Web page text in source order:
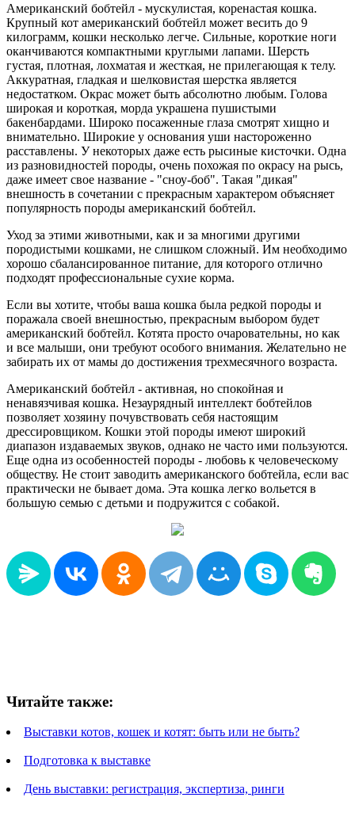
Американский бобтейл - мускулистая, коренастая кошка.
Крупный кот американский бобтейл может весить до 9
килограмм, кошки несколько легче. Сильные, короткие ноги
оканчиваются компактными круглыми лапами. Шерсть
густая, плотная, лохматая и жесткая, не прилегающая к телу.
Аккуратная, гладкая и шелковистая шерстка является
недостатком. Окрас может быть абсолютно любым. Голова
широкая и короткая, морда украшена пушистыми
бакенбардами. Широко посаженные глаза смотрят хищно и
внимательно. Широкие у основания уши настороженно
расставлены. У некоторых даже есть рысиные кисточки. Одна
из разновидностей породы, очень похожая по окрасу на рысь,
даже имеет свое название - "сноу-боб". Такая "дикая"
внешность в сочетании с прекрасным характером объясняет
популярность породы американский бобтейл.
Уход за этими животными, как и за многими другими
породистыми кошками, не слишком сложный. Им необходимо
хорошо сбалансированное питание, для которого отлично
подходят профессиональные сухие корма.
Если вы хотите, чтобы ваша кошка была редкой породы и
поражала своей внешностью, прекрасным выбором будет
американский бобтейл. Котята просто очаровательны, но как
и все малыши, они требуют особого внимания. Желательно не
забирать их от мамы до достижения трехмесячного возраста.
Американский бобтейл - активная, но спокойная и
ненавязчивая кошка. Незаурядный интеллект бобтейлов
позволяет хозяину почувствовать себя настоящим
дрессировщиком. Кошки этой породы имеют широкий
диапазон издаваемых звуков, однако не часто ими пользуются.
Еще одна из особенностей породы - любовь к человеческому
обществу. Не стоит заводить американского бобтейла, если вас
практически не бывает дома. Эта кошка легко вольется в
большую семью с детьми и подружится с собакой.
Читайте также:
Выставки котов, кошек и котят: быть или не быть?
Подготовка к выставке
День выставки: регистрация, экспертиза, ринги